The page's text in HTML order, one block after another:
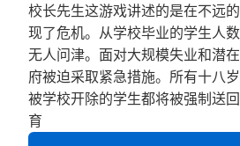
校长先生这游戏讲述的是在不远
现了危机。从学校毕业的学生人
无人问津。面对大规模失业和潜
府被迫采取紧急措施。所有十八
被学校开除的学生都将被强制送
育